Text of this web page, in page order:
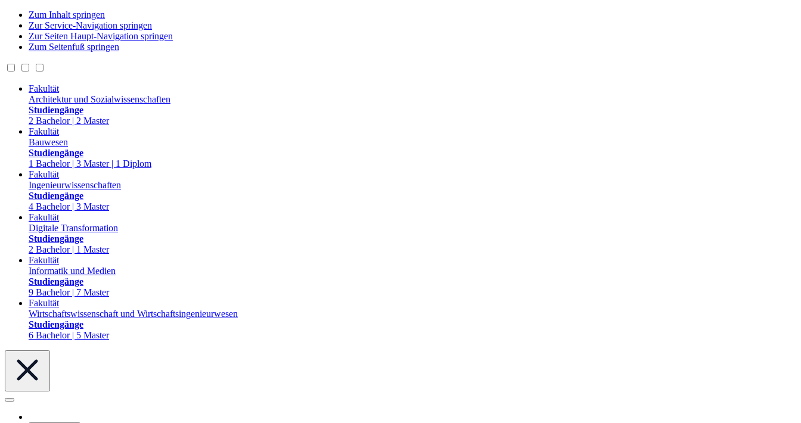
Zum Inhalt springen
Zur Service-Navigation springen
Zur Seiten Haupt-Navigation springen
Zum Seitenfuß springen
Fakultät
Architektur und Sozialwissenschaften
Studiengänge
2 Bachelor | 2 Master
Fakultät
Bauwesen
Studiengänge
1 Bachelor | 3 Master | 1 Diplom
Fakultät
Ingenieurwissenschaften
Studiengänge
4 Bachelor | 3 Master
Fakultät
Digitale Transformation
Studiengänge
2 Bachelor | 1 Master
Fakultät
Informatik und Medien
Studiengänge
9 Bachelor | 7 Master
Fakultät
Wirtschaftswissenschaft und Wirtschaftsingenieurwesen
Studiengänge
6 Bachelor | 5 Master